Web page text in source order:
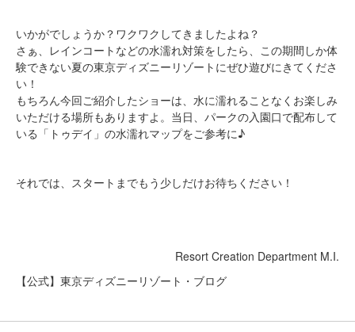
いかがでしょうか？ワクワクしてきましたよね？
さぁ、レインコートなどの水濡れ対策をしたら、この期間しか体
験できない夏の東京ディズニーリゾートにぜひ遊びにきてくださ
い！
もちろん今回ご紹介したショーは、水に濡れることなくお楽しみ
いただける場所もありますよ。当日、パークの入園口で配布して
いる「トゥデイ」の水濡れマップをご参考に♪
それでは、スタートまでもう少しだけお待ちください！
Resort Creation Department M.I.
【公式】東京ディズニーリゾート・ブログ